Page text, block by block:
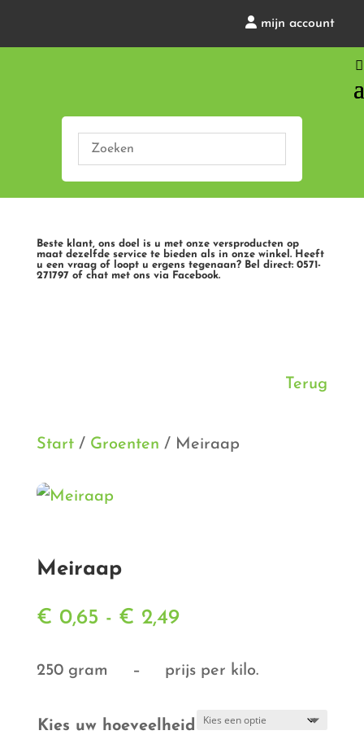
mijn account
Beste klant, ons doel is u met onze versproducten op
maat dezelfde service te bieden als in onze winkel. Heeft
u een vraag of loopt u ergens tegenaan? Bel direct: 0571-
271797 of chat met ons via Facebook.
Terug
Start/ Groenten / Meiraap
Meiraap
€ 0,65 - € 2,49Prijsklasse:
tot
250 gram – prijs per kilo.
Kies uw hoeveelheid